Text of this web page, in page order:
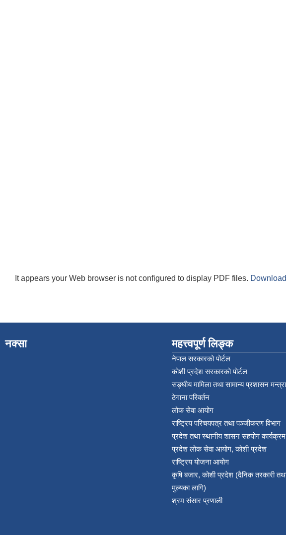
It appears your Web browser is not configured to display PDF files.
नक्सा महत्त्वपूर्ण लिङ्क
नेपाल सरकारको पोर्टल
कोशी प्रदेश सरकारको पोर्टल
सङ्‍घीय मामिला तथा सामान्य प्रशासन
ठेगाना परिवर्तन
लोक सेवा आयोग
राष्ट्रिय परिचयपत्र तथा पञ्‍जीकरण विभाग
प्रदेश तथा स्थानीय शासन सहयोग कार्यक्रम
प्रदेश लोक सेवा आयोग, कोशी प्रदेश
राष्ट्रिय योजना आयोग
कृषि बजार, कोशी प्रदेश (दैनिक तरकारी
मुल्यका लागि)
श्रम संसार प्रणाली